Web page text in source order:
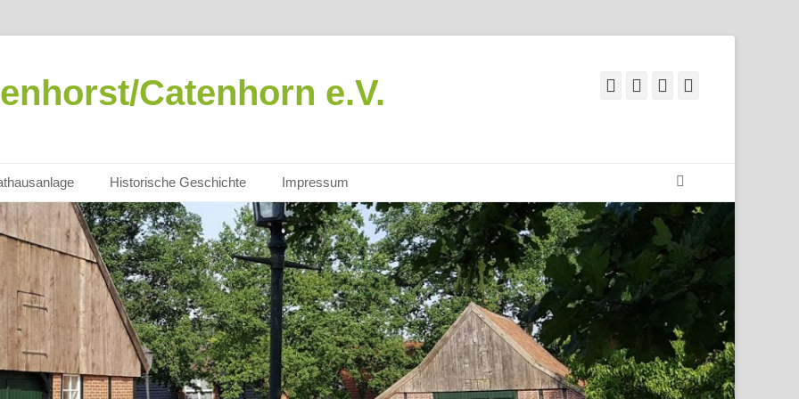
Catenhorn e.V. FacebookGoogleplus
Historische Geschichte Impressum